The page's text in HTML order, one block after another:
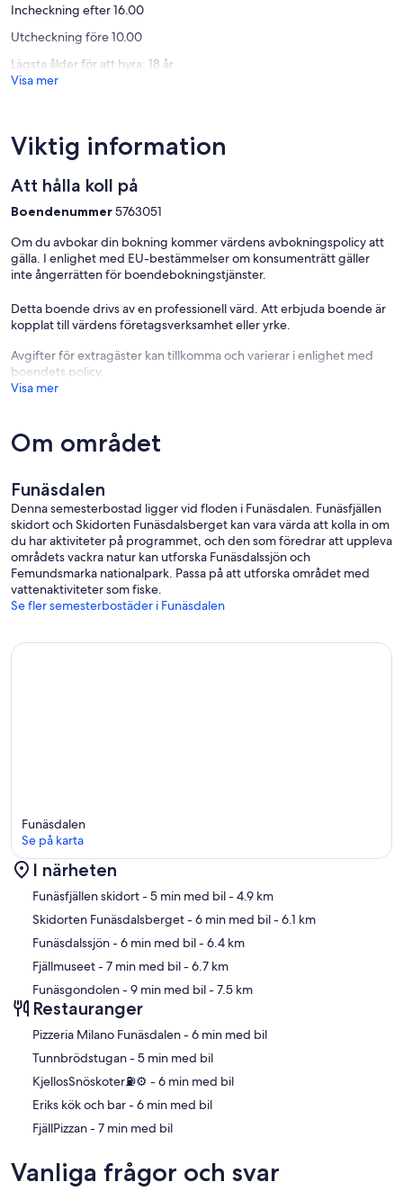
Incheckning efter 16.00
Utcheckning före 10.00
Lägsta ålder för att hyra: 18 år
Visa mer
Viktig information
Att hålla koll på
Boendenummer5763051
Om du avbokar din bokning kommer värdens avbokningspolicy att
gälla. I enlighet med EU-bestämmelser om konsumenträtt gäller
inte ångerrätten för boendebokningstjänster.
Detta boende drivs av en professionell värd. Att erbjuda boende är
kopplat till värdens företagsverksamhet eller yrke.
Avgifter för extragäster kan tillkomma och varierar i enlighet med
boendets policy.
Visa mer
Om området
Funäsdalen
Denna semesterbostad ligger vid floden i Funäsdalen. Funäsfjällen
skidort och Skidorten Funäsdalsberget kan vara värda att kolla in om
du har aktiviteter på programmet, och den som föredrar att uppleva
områdets vackra natur kan utforska Funäsdalssjön och
Femundsmarka nationalpark. Passa på att utforska området med
vattenaktiviteter som fiske.
Se fler semesterbostäder i Funäsdalen
Karta
Funäsdalen
Se på karta
I närheten
Funäsfjällen skidort- 5 min med bil- 4.9 km
Skidorten Funäsdalsberget- 6 min med bil- 6.1 km
Funäsdalssjön- 6 min med bil- 6.4 km
Fjällmuseet- 7 min med bil- 6.7 km
Funäsgondolen- 9 min med bil- 7.5 km
Restauranger
‪Pizzeria Milano Funäsdalen - ‬6 min med bil
‪Tunnbrödstugan - ‬5 min med bil
‪KjellosSnöskoter⛽️⚙ - ‬6 min med bil
‪Eriks kök och bar - ‬6 min med bil
‪FjällPizzan - ‬7 min med bil
Vanliga frågor och svar